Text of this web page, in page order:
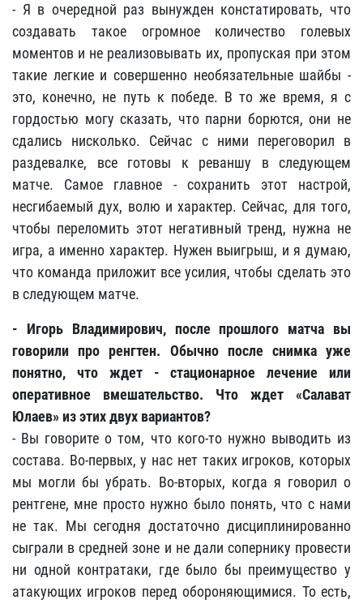
- Я в очередной раз вынужден констатировать, что
создавать такое огромное количество голевых
моментов и не реализовывать их, пропуская при этом
такие легкие и совершенно необязательные шайбы -
это, конечно, не путь к победе. В то же время, я с
гордостью могу сказать, что парни борются, они не
сдались нисколько. Сейчас с ними переговорил в
раздевалке, все готовы к реваншу в следующем
матче. Самое главное - сохранить этот настрой,
несгибаемый дух, волю и характер. Сейчас, для того,
чтобы переломить этот негативный тренд, нужна не
игра, а именно характер. Нужен выигрыш, и я думаю,
что команда приложит все усилия, чтобы сделать это
в следующем матче.
- Игорь Владимирович, после прошлого матча вы
говорили про ренгтен. Обычно после снимка уже
понятно, что ждет - стационарное лечение или
оперативное вмешательство. Что ждет «Салават
Юлаев» из этих двух вариантов?
- Вы говорите о том, что кого-то нужно выводить из
состава. Во-первых, у нас нет таких игроков, которых
мы могли бы убрать. Во-вторых, когда я говорил о
рентгене, мне просто нужно было понять, что с нами
не так. Мы сегодня достаточно дисциплинированно
сыграли в средней зоне и не дали сопернику провести
ни одной контратаки, где было бы преимущество у
атакующих игроков перед обороняющимися. То есть,